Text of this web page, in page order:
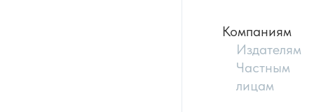
Компаниям
Издателям
Частным
лицам